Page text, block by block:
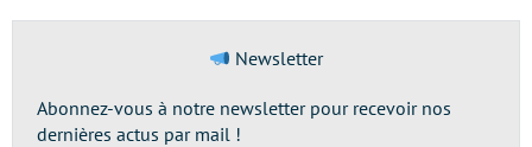
Newsletter
Abonnez-vous à notre newsletter pour recevoir nos
dernières actus par mail !